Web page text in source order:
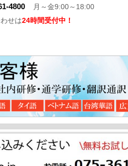
4800 月～金9:00～18:00
せは24時間受付中！